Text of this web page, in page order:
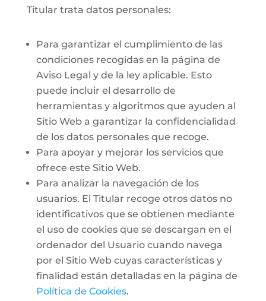
Titular trata datos personales:
Para garantizar el cumplimiento de las
condiciones recogidas en la página de
Aviso Legal y de la ley aplicable. Esto
puede incluir el desarrollo de
herramientas y algoritmos que ayuden al
Sitio Web a garantizar la confidencialidad
de los datos personales que recoge.
Para apoyar y mejorar los servicios que
ofrece este Sitio Web.
Para analizar la navegación de los
usuarios. El Titular recoge otros datos no
identificativos que se obtienen mediante
el uso de cookies que se descargan en el
ordenador del Usuario cuando navega
por el Sitio Web cuyas características y
finalidad están detalladas en la página de
Política de Cookies.